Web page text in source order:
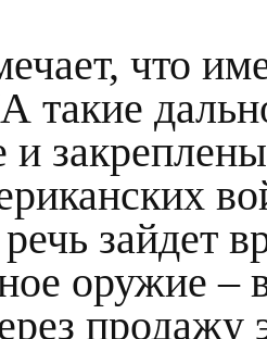
что
и
зайдет
оружие –
продажу